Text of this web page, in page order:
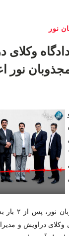
نور
نور
به گزارش
وکلای دراویش و